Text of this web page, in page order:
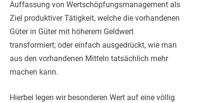
Auffassung von Wertschöpfungsmanagement als
Ziel produktiver Tätigkeit, welche die vorhandenen
Güter in Güter mit höherem Geldwert
transformiert; oder einfach ausgedrückt, wie man
aus den vorhandenen Mitteln tatsächlich mehr
machen kann.
Hierbei legen wir besonderen Wert auf eine völlig